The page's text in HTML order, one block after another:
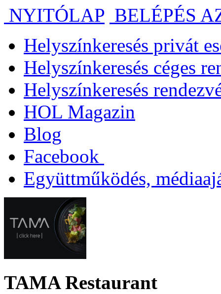
NYITÓLAP BELÉPÉS
Helyszínkeresés privát
Helyszínkeresés céges
Helyszínkeresés
HOL Magazin
Blog
Facebook
Együttműködés,
TAMA Restaurant